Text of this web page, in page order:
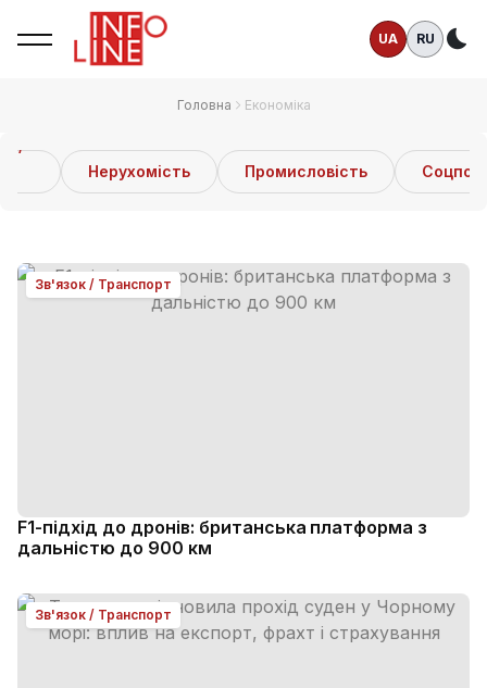
UA RU
Головна Економіка
Нерухомість Промисловість
Зв'язок / Транспорт
F1-підхід до дронів: британська платформа з
дальністю до 900 км
Зв'язок / Транспорт